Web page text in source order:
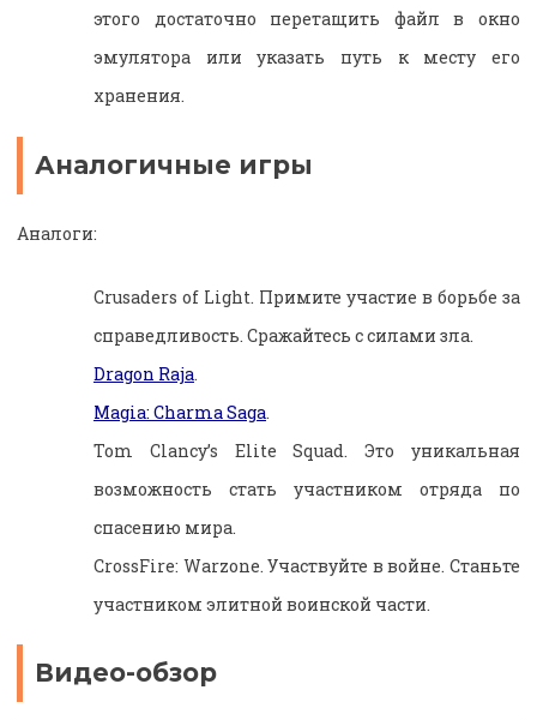
этого достаточно перетащить файл в окно
эмулятора или указать путь к месту его
хранения.
Аналогичные игры
Аналоги:
Crusaders of Light. Примите участие в борьбе за
справедливость. Сражайтесь с силами зла.
Dragon Raja.
Magia: Charma Saga.
Tom Clancy’s Elite Squad. Это уникальная
возможность стать участником отряда по
спасению мира.
CrossFire: Warzone. Участвуйте в войне. Станьте
участником элитной воинской части.
Видео-обзор